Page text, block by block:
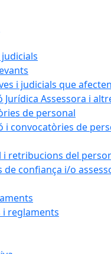
i judicials que
Jurídica Assessora i
de personal
i convocatòries de
i retribucions del
de confiança i/o
reglaments